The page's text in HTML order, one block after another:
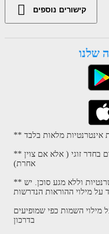
קישורים נוספים
שלנו
** המחירים המוצגים בחופשות לחו"ל הנם לאדם בחדר זוגי ( אלא אם צוין
אחרת)
** ההזמנות המתבצעות בחברתנו הנם אינטרנטיות וללא מגע סוכן. יש
על מילוי ההוראות הנדרשות
השמות כפי שמופיעים
בדרכון